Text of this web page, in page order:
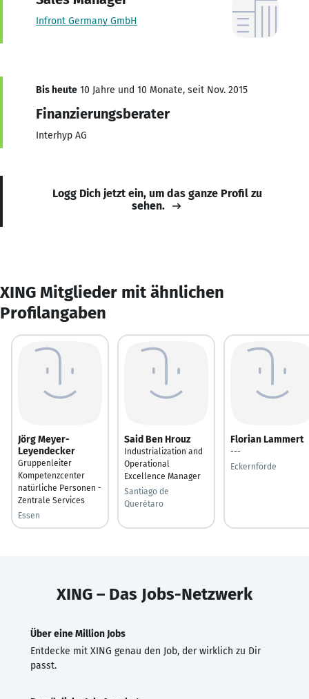
Infront Germany GmbH
Bis heute 10 Jahre und 10 Monate, seit Nov. 2015
Finanzierungsberater
Interhyp AG
Logg Dich jetzt ein, um das ganze Profil zu
sehen.
XING Mitglieder mit ähnlichen
Profilangaben
Jörg Meyer-
Leyendecker
Gruppenleiter
Kompetenzcenter
natürliche Personen -
Zentrale Services
Essen
Said Ben Hrouz
Industrialization and
Operational
Excellence Manager
Santiago de
Querétaro
Florian Lammert
---
Eckernförde
XING – Das Jobs-Netzwerk
Über eine Million Jobs
Entdecke mit XING genau den Job, der wirklich zu Dir
passt.